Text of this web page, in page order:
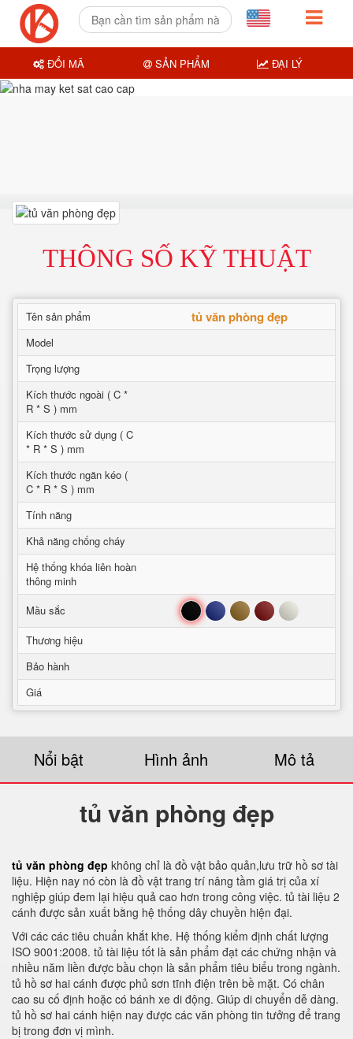
THÔNG SỐ KỸ THUẬT
Tên sản phẩm tủ văn phòng đẹp
Model
Trọng lượng
Kích thước ngoài ( C *
R * S ) mm
Kích thước sử dụng ( C
* R * S ) mm
Kích thước ngăn kéo (
C * R * S ) mm
Tính năng
Khả năng chống cháy
Hệ thống khóa liên hoàn
thông minh
Mầu sắc
Đen Xanh Nâu Đỏ Trắng
Thương hiệu
Bảo hành
Giá
Nổi bật Hình ảnh Mô tả
tủ văn phòng đẹp
tủ văn phòng đẹp không chỉ là đồ vật bảo quản,lưu trữ hồ sơ tài
liệu. Hiện nay nó còn là đồ vật trang trí nâng tầm giá trị của xí
nghiệp giúp đem lại hiệu quả cao hơn trong công việc. tủ tài liệu 2
cánh được sản xuất bằng hệ thống dây chuyền hiện đại.
Với các các tiêu chuẩn khắt khe. Hệ thống kiểm định chất lượng
ISO 9001:2008. tủ tài liệu tốt là sản phẩm đạt các chứng nhận và
nhiều năm liền được bầu chọn là sản phẩm tiêu biểu trong ngành.
tủ hồ sơ hai cánh được phủ sơn tĩnh điện trên bề mặt. Có chân
cao su cố định hoặc có bánh xe di động. Giúp di chuyển dễ dàng.
tủ hồ sơ hai cánh hiện nay được các văn phòng tin tưởng để trang
bị trong đơn vị mình.
ĐỔI MÃ SẢN PHẨM ĐẠI LÝ